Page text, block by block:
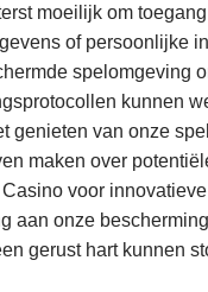
moeilijk om
of persoonlijke
spelomgeving
kunnen
genieten van onze
maken over
voor
aan onze
gerust hart kunnen